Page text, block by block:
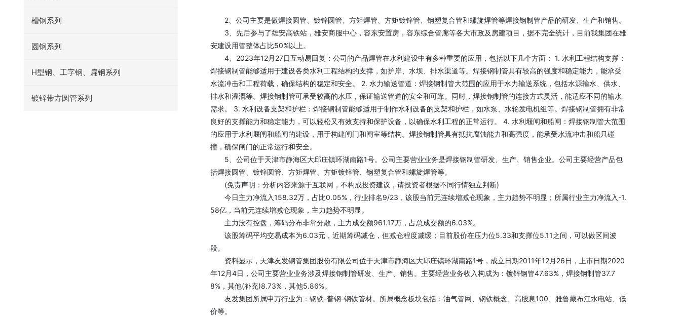
槽钢系列
圆钢系列
H型钢、工字钢、扁钢系列
镀锌带方圆管系列
2、公司主要是做焊接圆管、镀锌圆管、方矩焊管、方矩镀锌管、钢塑复合管和螺旋焊管等焊接钢制管产品的研发、生产和销售。
3、先后参与了雄安高铁站，雄安商服中心，容东安置房，容东综合管廊等各大市政及房建项目，据不完全统计，目前我集团在雄
安建设用管整体占比50%以上。
4、2023年12月27日互动易回复：公司的产品焊管在水利建设中有多种重要的应用，包括以下几个方面： 1. 水利工程结构支撑：
焊接钢制管能够适用于建设各类水利工程结构的支撑，如护岸、水坝、排水渠道等。焊接钢制管具有较高的强度和稳定能力，能承受
水流冲击和工程荷载，确保结构的稳定和安全。 2. 水力输送管道：焊接钢制管大范围的应用于水力输送系统，包括水源输水、供水、
排水和灌溉等。焊接钢制管可承受较高的水压，保证输送管道的安全和可靠。同时，焊接钢制管的连接方式灵活，能适应不同的输水
需求。 3. 水利设备支架和护栏：焊接钢制管能够适用于制作水利设备的支架和护栏，如水泵、水轮发电机组等。焊接钢制管拥有非常
良好的支撑能力和稳定能力，可以轻松又有效支持和保护设备，以确保水利工程的正常运行。 4. 水利堰闸和船闸：焊接钢制管大范围
的应用于水利堰闸和船闸的建设，用于构建闸门和闸室等结构。焊接钢制管具有抵抗腐蚀能力和高强度，能承受水流冲击和船只碰
撞，确保闸门的正常运行和安全。
5、公司位于天津市静海区大邱庄镇环湖南路1号。公司主要营业业务是焊接钢制管研发、生产、销售企业。公司主要经营产品包
括焊接圆管、镀锌圆管、方矩焊管、方矩镀锌管、钢塑复合管和螺旋焊管等。
(免责声明：分析内容来源于互联网，不构成投资建议，请投资者根据不同行情独立判断)
今日主力净流入158.32万，占比0.05%，行业排名9/23，该股当前无连续增减仓现象，主力趋势不明显；所属行业主力净流入-1.
58亿，当前无连续增减仓现象，主力趋势不明显。
主力没有控盘，筹码分布非常分散，主力成交额961.17万，占总成交额的6.03%。
该股筹码平均交易成本为6.03元，近期筹码减仓，但减仓程度减缓；目前股价在压力位5.33和支撑位5.11之间，可以做区间波
段。
资料显示，天津友发钢管集团股份有限公司位于天津市静海区大邱庄镇环湖南路1号，成立日期2011年12月26日，上市日期2020
年12月4日，公司主要营业业务涉及焊接钢制管研发、生产、销售。主要经营业务收入构成为：镀锌钢管47.63%，焊接钢制管37.7
8%，其他(补充)8.73%，其他5.86%。
友发集团所属申万行业为：钢铁-普钢-钢铁管材。所属概念板块包括：油气管网、钢铁概念、高股息100、雅鲁藏布江水电站、低
价等。